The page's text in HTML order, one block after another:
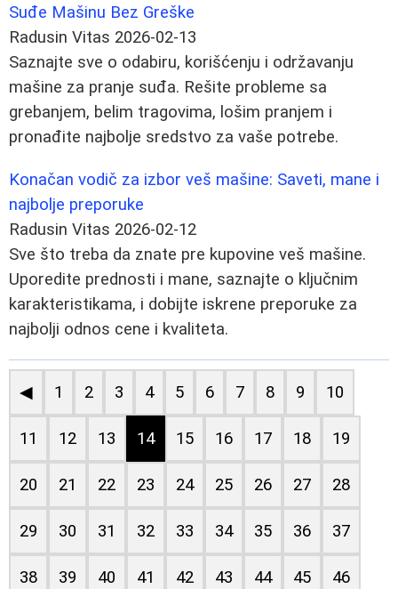
Suđe Mašinu Bez Greške
Radusin Vitas 2026-02-13
Saznajte sve o odabiru, korišćenju i održavanju
mašine za pranje suđa. Rešite probleme sa
grebanjem, belim tragovima, lošim pranjem i
pronađite najbolje sredstvo za vaše potrebe.
Konačan vodič za izbor veš mašine: Saveti, mane i
najbolje preporuke
Radusin Vitas 2026-02-12
Sve što treba da znate pre kupovine veš mašine.
Uporedite prednosti i mane, saznajte o ključnim
karakteristikama, i dobijte iskrene preporuke za
najbolji odnos cene i kvaliteta.
◀ 1 2 3 4 5 6 7 8 9 10
11 12 13 14 15 16 17 18 19
20 21 22 23 24 25 26 27 28
29 30 31 32 33 34 35 36 37
38 39 40 41 42 43 44 45 46